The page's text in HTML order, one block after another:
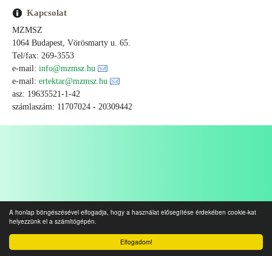
Elfogadom!
A honlap böngészésével elfogadja, hogy a használat elősegítése érdekében cookie-kat
helyezzünk el a számítógépén.
Kapcsolat
MZMSZ
1064 Budapest, Vörösmarty u. 65.
Tel/fax: 269-3553
e-mail: info@mzmsz.hu
e-mail: ertektar@mzmsz.hu
asz: 19635521-1-42
számlaszám: 11707024 - 20309442